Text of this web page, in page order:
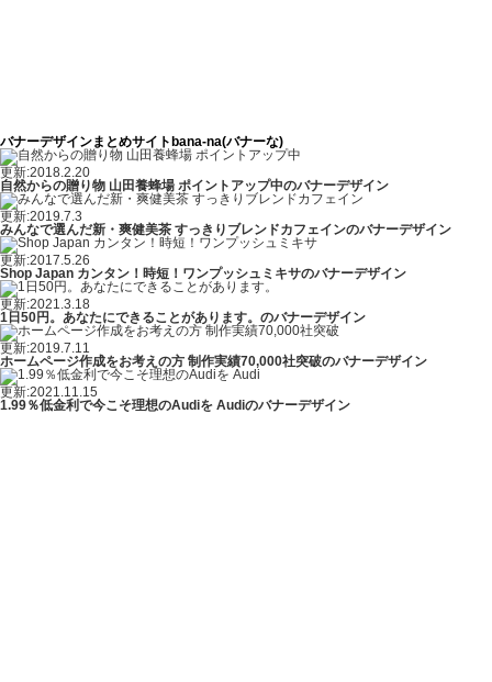
バナーデザインまとめサイトbana-na(バナーな)
更新:2018.2.20
自然からの贈り物 山田養蜂場 ポイントアップ中のバナーデザイン
更新:2019.7.3
みんなで選んだ新・爽健美茶 すっきりブレンドカフェインのバナーデザイン
更新:2017.5.26
Shop Japan カンタン！時短！ワンプッシュミキサのバナーデザイン
更新:2021.3.18
1日50円。あなたにできることがあります。のバナーデザイン
更新:2019.7.11
ホームページ作成をお考えの方 制作実績70,000社突破のバナーデザイン
更新:2021.11.15
1.99％低金利で今こそ理想のAudiを Audiのバナーデザイン